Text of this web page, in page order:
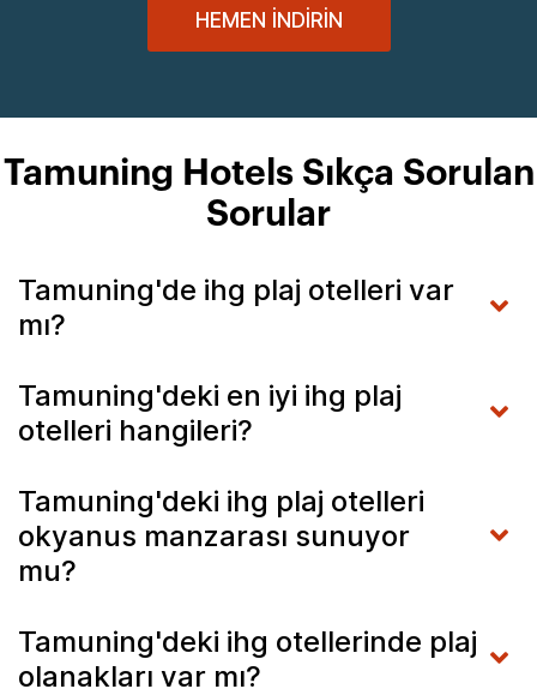
HEMEN İNDIRIN
Tamuning Hotels Sıkça Sorulan
Sorular
Tamuning'de ihg plaj otelleri var
mı?
Tamuning'deki en iyi ihg plaj
otelleri hangileri?
Tamuning'deki ihg plaj otelleri
okyanus manzarası sunuyor
mu?
Tamuning'deki ihg otellerinde plaj
olanakları var mı?